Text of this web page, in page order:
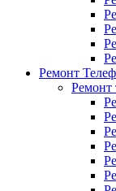
Ремонт
Ремонт